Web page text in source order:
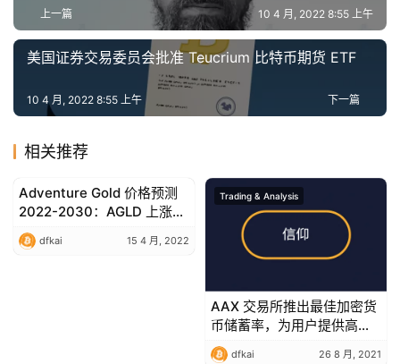
上一篇 10 4 月, 2022 8:55 上午
美国证券交易委员会批准 Teucrium 比特币期货 ETF
下一篇
10 4 月, 2022 8:55 上午
相关推荐
Trading & Analysis
Adventure Gold 价格预测
2022-2030：AGLD 上涨
31.98%
dfkai 15 4 月, 2022
Trading & Analysis
AAX 交易所推出最佳加密货
币储蓄率，为用户提供高达
20% 的 APY
dfkai 26 8 月, 2021